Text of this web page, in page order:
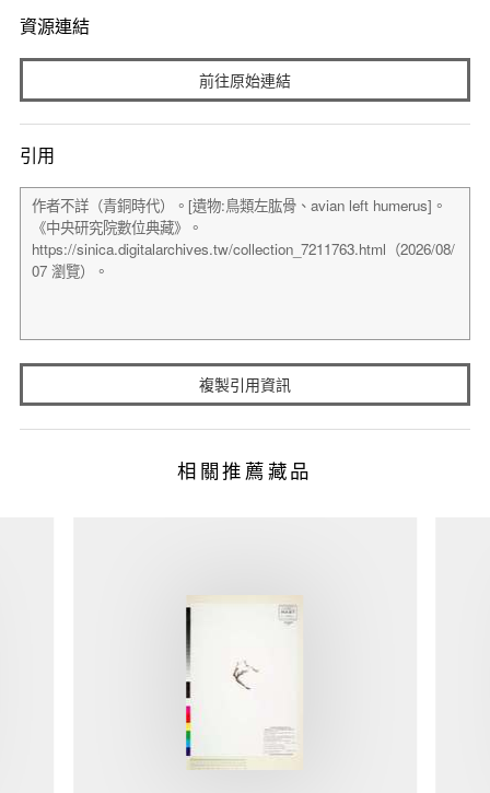
資源連結
前往原始連結
引用
複製引用資訊
相關推薦藏品